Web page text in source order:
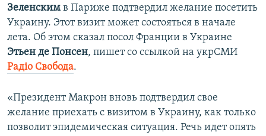
Зеленским в Париже подтвердил желание посетить
Украину. Этот визит может состояться в начале
лета. Об этом сказал посол Франции в Украине
Этьен де Понсен, пишет со ссылкой на укрСМИ
Радіо Свобода.
«Президент Макрон вновь подтвердил свое
желание приехать с визитом в Украину, как только
позволит эпидемическая ситуация. Речь идет опять